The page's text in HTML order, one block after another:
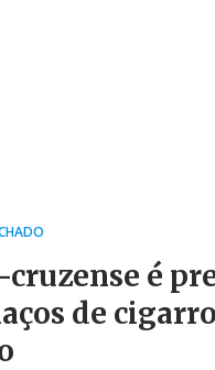
cruzense é
de